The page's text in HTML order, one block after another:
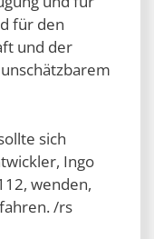
für den
und der
sich
Ingo
wenden,
/rs